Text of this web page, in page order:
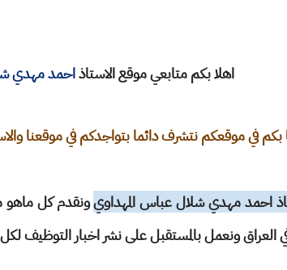
اهلا بكم متابعي موقع الاستاذاحمد مهدي
بكم في موقعكم نتشرف دائما بتواجدكم في موقعنا
احمد مهدي شلال عباس المهداويونقدم كل ماهو
العراق ونعمل بالمستقبل على نشر اخبار التوظيف